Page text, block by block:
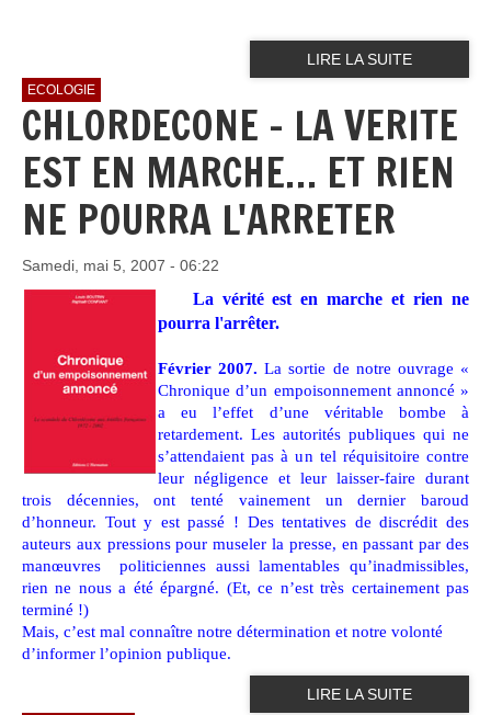
LIRE LA SUITE
ECOLOGIE
CHLORDECONE - LA VERITE
EST EN MARCHE… ET RIEN
NE POURRA L'ARRETER
Samedi, mai 5, 2007 - 06:22
La vérité est en marche et rien ne
pourra l'arrêter.
Février 2007. La sortie de notre ouvrage «
Chronique d’un empoisonnement annoncé »
a eu l’effet d’une véritable bombe à
retardement. Les autorités publiques qui ne
s’attendaient pas à un tel réquisitoire contre
leur négligence et leur laisser-faire durant
trois décennies, ont tenté vainement un dernier baroud
d’honneur. Tout y est passé ! Des tentatives de discrédit des
auteurs aux pressions pour museler la presse, en passant par des
manœuvres politiciennes aussi lamentables qu’inadmissibles,
rien ne nous a été épargné. (Et, ce n’est très certainement pas
terminé !)
Mais, c’est mal connaître notre détermination et notre volonté
d’informer l’opinion publique.
LIRE LA SUITE